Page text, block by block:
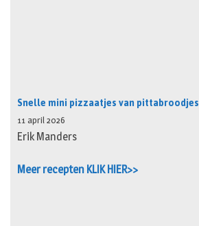
Snelle mini pizzaatjes van pittabroodjes
11 april 2026
Erik Manders
Meer recepten KLIK HIER>>